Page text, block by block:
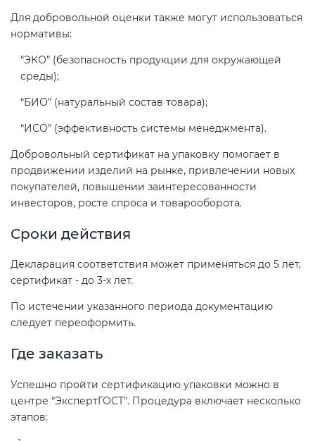
Для добровольной оценки также могут использоваться
нормативы:
“ЭКО” (безопасность продукции для окружающей
среды);
“БИО” (натуральный состав товара);
“ИСО” (эффективность системы менеджмента).
Добровольный сертификат на упаковку помогает в
продвижении изделий на рынке, привлечении новых
покупателей, повышении заинтересованности
инвесторов, росте спроса и товарооборота.
Сроки действия
Декларация соответствия может применяться до 5 лет,
сертификат - до 3-х лет.
По истечении указанного периода документацию
следует переоформить.
Где заказать
Успешно пройти сертификацию упаковки можно в
центре “ЭкспертГОСТ”. Процедура включает несколько
этапов: